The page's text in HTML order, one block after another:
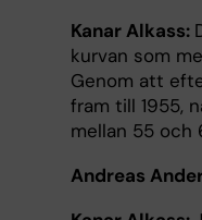
Kanar Alkass:
kurvan som
Genom att
fram till 1955,
mellan 55 och
Andreas